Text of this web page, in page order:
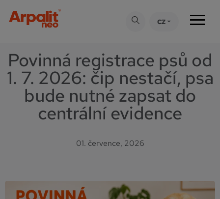
CZ
Povinná registrace psů od
1. 7. 2026: čip nestačí, psa
bude nutné zapsat do
centrální evidence
01. července, 2026